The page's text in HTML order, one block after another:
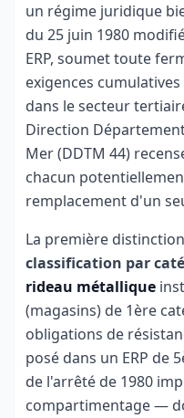
un régime juridique
du 25 juin 1980
ERP, soumet toute
exigences
dans le secteur
Direction
Mer (DDTM 44)
chacun
remplacement d'un
La première
classification par
rideau métallique
(magasins) de 1ère
obligations de
posé dans un ERP de
de l'arrêté de 1980
compartimentage —